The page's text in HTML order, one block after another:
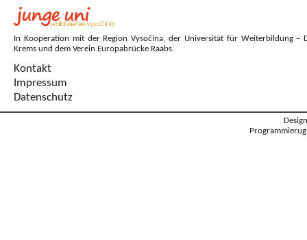
In Kooperation mit der Region Vysočina, der Universität für Weiterbildung –
Krems und dem Verein Europabrücke Raabs.
Kontakt
Impressum
Datenschutz